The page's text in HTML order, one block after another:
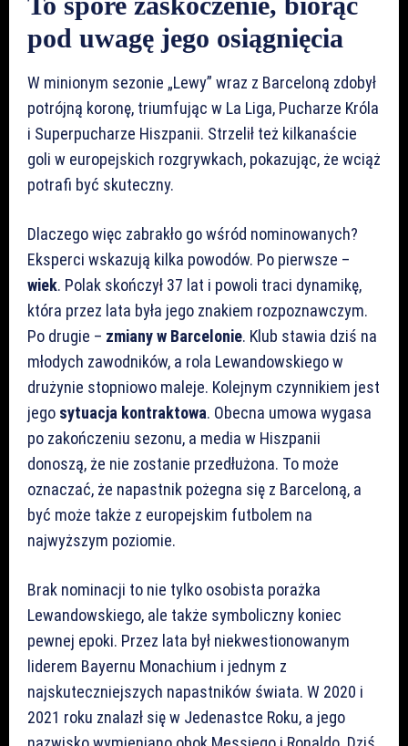
pod uwagę jego osiągnięcia
W minionym sezonie „Lewy” wraz z Barceloną zdobył
potrójną koronę, triumfując w La Liga, Pucharze Króla
i Superpucharze Hiszpanii. Strzelił też kilkanaście
goli w europejskich rozgrywkach, pokazując, że wciąż
potrafi być skuteczny.
Dlaczego więc zabrakło go wśród nominowanych?
Eksperci wskazują kilka powodów. Po pierwsze –
wiek. Polak skończył 37 lat i powoli traci dynamikę,
która przez lata była jego znakiem rozpoznawczym.
Po drugie – zmiany w Barcelonie. Klub stawia dziś na
młodych zawodników, a rola Lewandowskiego w
drużynie stopniowo maleje. Kolejnym czynnikiem jest
jego sytuacja kontraktowa. Obecna umowa wygasa
po zakończeniu sezonu, a media w Hiszpanii
donoszą, że nie zostanie przedłużona. To może
oznaczać, że napastnik pożegna się z Barceloną, a
być może także z europejskim futbolem na
najwyższym poziomie.
Brak nominacji to nie tylko osobista porażka
Lewandowskiego, ale także symboliczny koniec
pewnej epoki. Przez lata był niekwestionowanym
liderem Bayernu Monachium i jednym z
najskuteczniejszych napastników świata. W 2020 i
2021 roku znalazł się w Jedenastce Roku, a jego